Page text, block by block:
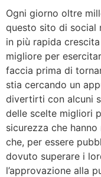
Ogni giorno oltre
questo sito di social
in più rapida
migliore per
faccia prima di
stia cercando un
divertirti con alcuni
delle scelte migliori
sicurezza che
che, per essere
dovuto superare i
l’approvazione alla